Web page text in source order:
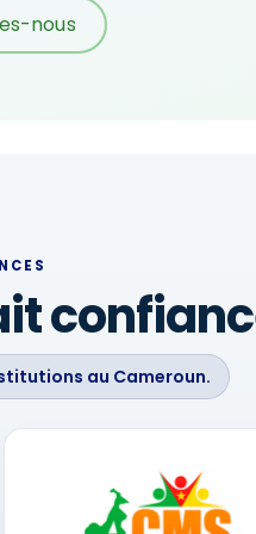
nous
au Cameroun.